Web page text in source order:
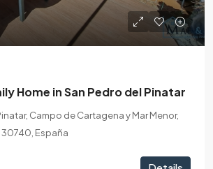
Home in San Pedro del Pinatar
Campo de Cartagena y Mar Menor,
30740, España